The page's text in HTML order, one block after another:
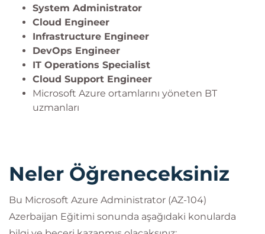
System Administrator
Cloud Engineer
Infrastructure Engineer
DevOps Engineer
IT Operations Specialist
Cloud Support Engineer
Microsoft Azure ortamlarını yöneten BT
uzmanları
Neler Öğreneceksiniz
Bu Microsoft Azure Administrator (AZ-104)
Azerbaijan Eğitimi sonunda aşağıdaki konularda